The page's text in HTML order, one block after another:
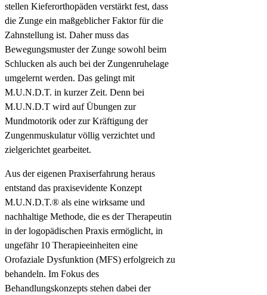
stellen Kieferorthopäden verstärkt fest, dass
die Zunge ein maßgeblicher Faktor für die
Zahnstellung ist. Daher muss das
Bewegungsmuster der Zunge sowohl beim
Schlucken als auch bei der Zungenruhelage
umgelernt werden. Das gelingt mit
M.U.N.D.T. in kurzer Zeit. Denn bei
M.U.N.D.T wird auf Übungen zur
Mundmotorik oder zur Kräftigung der
Zungenmuskulatur völlig verzichtet und
zielgerichtet gearbeitet.
Aus der eigenen Praxiserfahrung heraus
entstand das praxisevidente Konzept
M.U.N.D.T.® als eine wirksame und
nachhaltige Methode, die es der Therapeutin
in der logopädischen Praxis ermöglicht, in
ungefähr 10 Therapieeinheiten eine
Orofaziale Dysfunktion (MFS) erfolgreich zu
behandeln. Im Fokus des
Behandlungskonzepts stehen dabei der